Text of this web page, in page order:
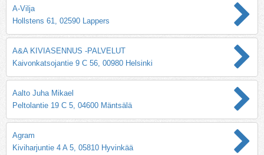
A-Vilja
Hollstens 61, 02590 Lappers
A&A KIVIASENNUS -PALVELUT
Kaivonkatsojantie 9 C 56, 00980 Helsinki
Aalto Juha Mikael
Peltolantie 19 C 5, 04600 Mäntsälä
Agram
Kiviharjuntie 4 A 5, 05810 Hyvinkää